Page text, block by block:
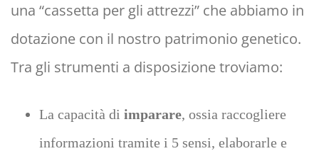
una “cassetta per gli attrezzi” che abbiamo in
dotazione con il nostro patrimonio genetico.
Tra gli strumenti a disposizione troviamo:
La capacità di imparare, ossia raccogliere
informazioni tramite i 5 sensi, elaborarle e